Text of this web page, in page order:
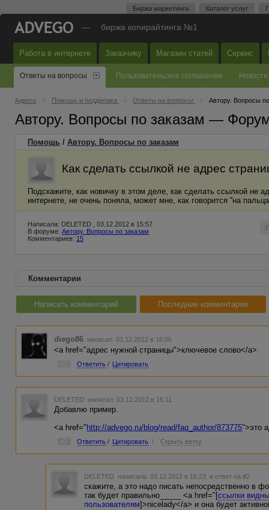
Биржа маркетинга Каталог услуг
— биржа копирайтинга №1
Работа в интернете Заказчику Магазин статей Сервис
Ответы на вопросы Пользовательское соглашение Новости
Адвего Помощь и поддержка Ответы на вопросы Автору. Вопросы
Автору. Вопросы по заказам —
Помощь / Автору. Вопросы по заказам
Как сделать ссылкой не адрес
Подскажите, как новичку в этом деле, как сделать ссылкой не
интернете, не очень поняла, может мне, как говорится ''на
Написала: DELETED , 03.12.2012 в 15:57
В форуме: Автору. Вопросы по заказам
Комментариев: 15
Комментарии
Написать комментарий Последние комментарии
diego86 написал 03.12.2012 в 16:05
<a href="адрес нужной страницы">ключевое слово</a>
Ответить / Цитировать
DELETED написал 03.12.2012 в 16:11
Добавлю пример.
<a href="http://advego.ru/blog/read/faq_author/873775">это
Ответить / Цитировать / Скрыть ветку
DELETED написала 03.12.2012 в 16:23 в ответ на #2
скажите, а это надо писать непосредственно в
так будет правильно_____ <a href="[ссылки
пользователям]>nicelady</a> и она будет